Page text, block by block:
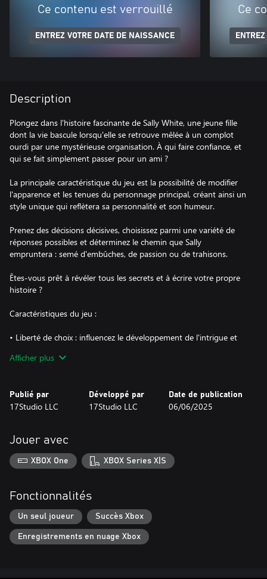
Ce contenu est verrouillé
ENTREZ VOTRE DATE DE NAISSANCE
Ce
Description
Plongez dans l'histoire fascinante de Sally White, une jeune fille
dont la vie bascule lorsqu'elle se retrouve mêlée à un complot
ourdi par une mystérieuse organisation. À qui faire confiance, et
qui se fait simplement passer pour un ami ?
La principale caractéristique du jeu est la possibilité de modifier
l'apparence et les tenues du personnage principal, créant ainsi un
style unique qui reflètera sa personnalité et son humeur.
Prenez des décisions décisives, choisissez parmi une variété de
réponses possibles et déterminez le chemin que Sally
empruntera : semé d'embûches, de passion ou de trahisons.
Êtes-vous prêt à révéler tous les secrets et à écrire votre propre
histoire ?
Caractéristiques du jeu :
• Liberté de choix : influencez le développement de l'intrigue et
• Changement d'image : choisissez les tenues et modifiez
d'intrigues et de rebondissements inattendus.
• Musique d'ambiance : une bande-son unique pour une
• Graphismes colorés – illustrations élégantes dessinées à la main.
Afficher plus
Publié par
17Studio LLC
Développé par
17Studio LLC
Date de publication
06/06/2025
Jouer avec
XBOX One XBOX Series X|S
Fonctionnalités
Un seul joueur Succès Xbox
Enregistrements en nuage Xbox